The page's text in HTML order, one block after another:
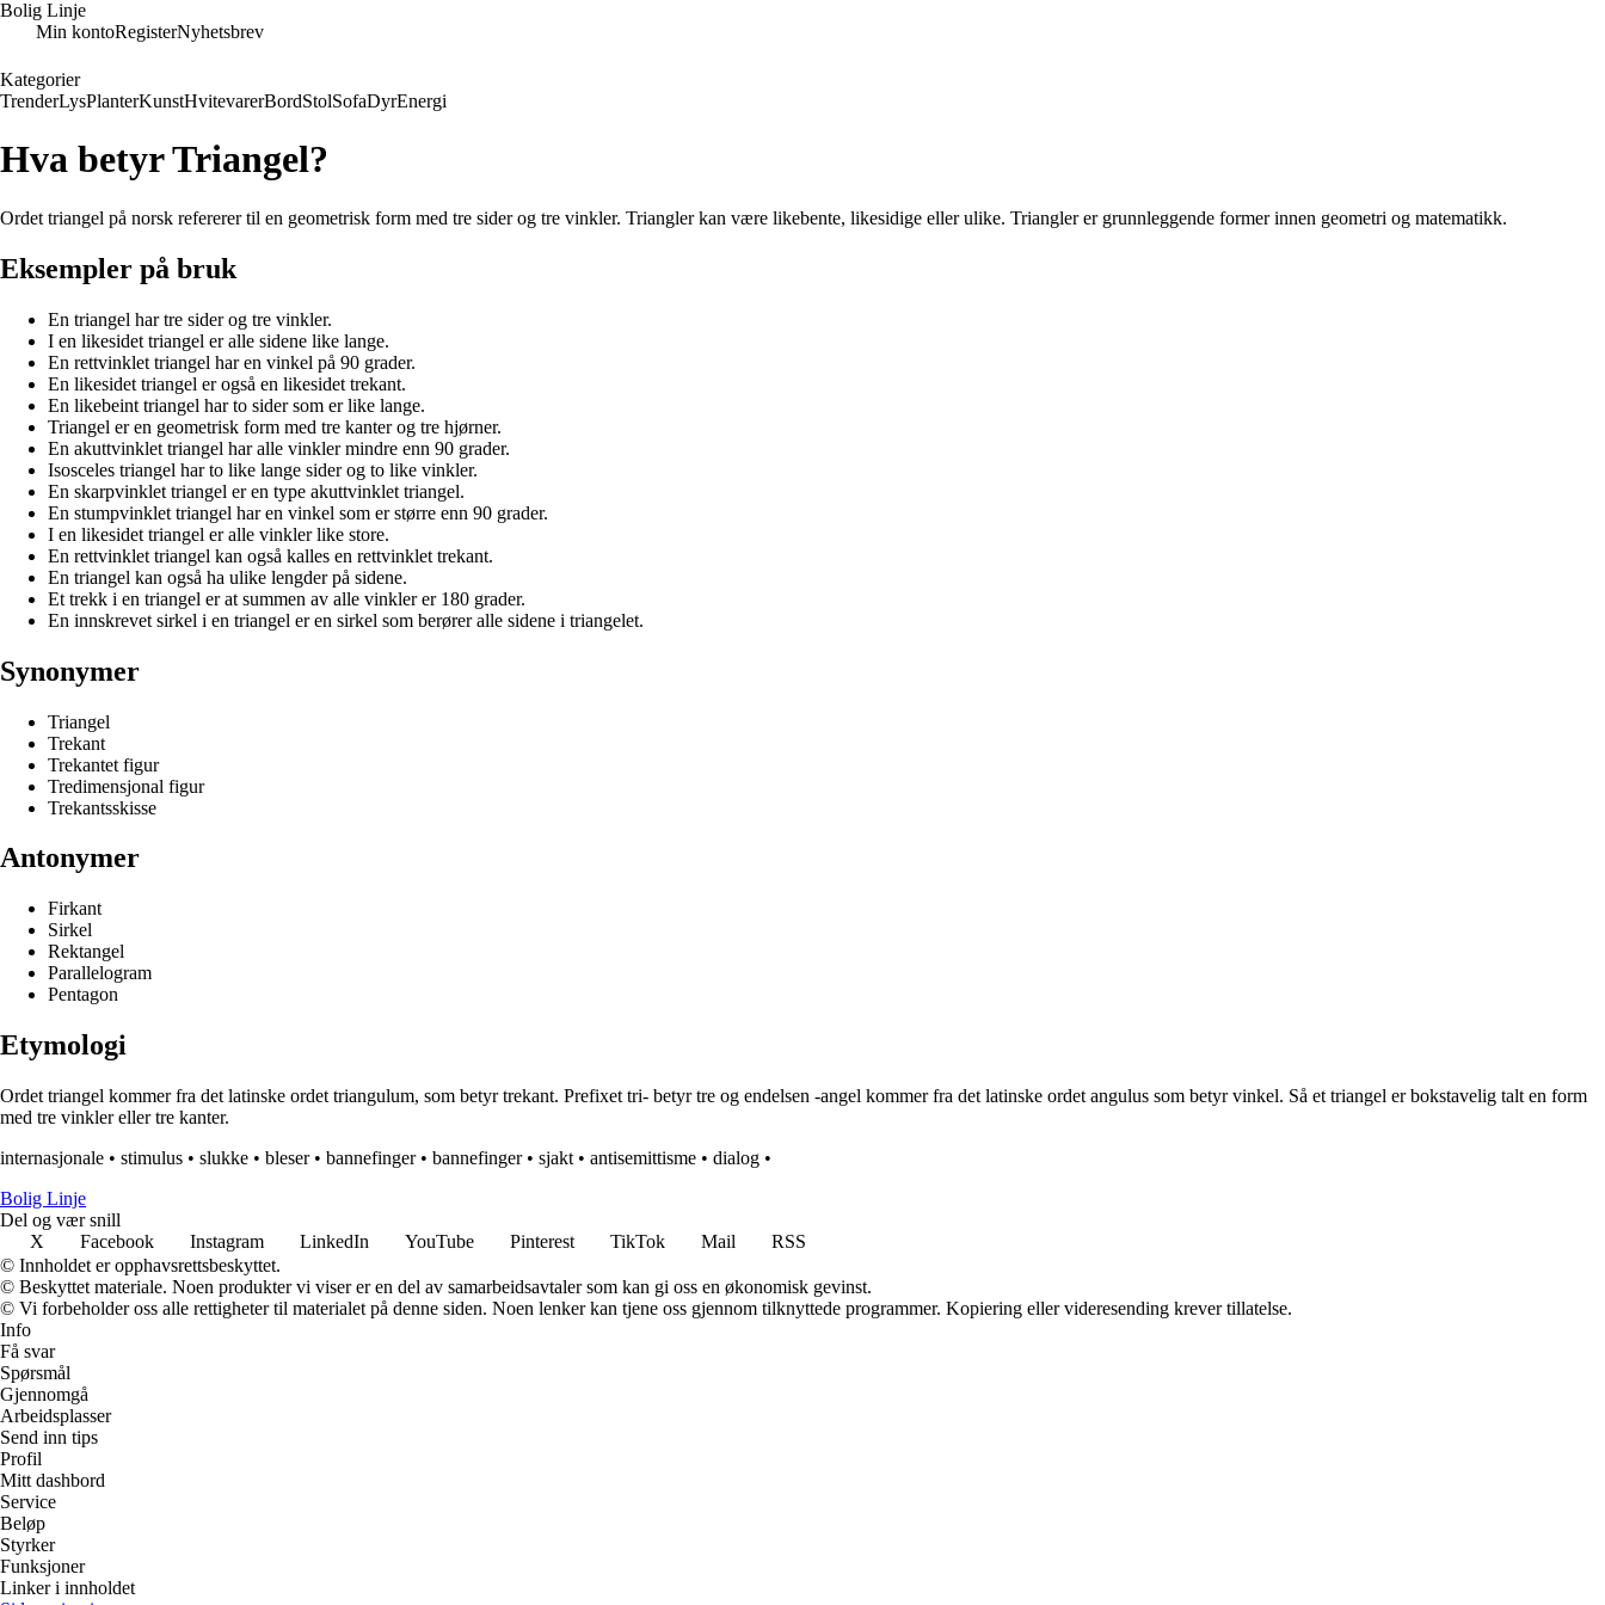
Bolig Linje
Min kontoRegisterNyhetsbrev
Kategorier
TrenderLysPlanterKunstHvitevarerBordStolSofaDyrEnergi
Hva betyr Triangel?
Ordet triangel på norsk refererer til en geometrisk form med tre sider og tre vinkler. Triangler kan være likebente, likesidige eller ulike. Triangler er grunnleggende former innen geometri og matematikk.
Eksempler på bruk
En triangel har tre sider og tre vinkler.
I en likesidet triangel er alle sidene like lange.
En rettvinklet triangel har en vinkel på 90 grader.
En likesidet triangel er også en likesidet trekant.
En likebeint triangel har to sider som er like lange.
Triangel er en geometrisk form med tre kanter og tre hjørner.
En akuttvinklet triangel har alle vinkler mindre enn 90 grader.
Isosceles triangel har to like lange sider og to like vinkler.
En skarpvinklet triangel er en type akuttvinklet triangel.
En stumpvinklet triangel har en vinkel som er større enn 90 grader.
I en likesidet triangel er alle vinkler like store.
En rettvinklet triangel kan også kalles en rettvinklet trekant.
En triangel kan også ha ulike lengder på sidene.
Et trekk i en triangel er at summen av alle vinkler er 180 grader.
En innskrevet sirkel i en triangel er en sirkel som berører alle sidene i triangelet.
Synonymer
Triangel
Trekant
Trekantet figur
Tredimensjonal figur
Trekantsskisse
Antonymer
Firkant
Sirkel
Rektangel
Parallelogram
Pentagon
Etymologi
Ordet triangel kommer fra det latinske ordet triangulum, som betyr trekant. Prefixet tri- betyr tre og endelsen -angel kommer fra det latinske ordet angulus som betyr vinkel. Så et triangel er bokstavelig talt en form
med tre vinkler eller tre kanter.
internasjonale • stimulus • slukke • bleser• bannefinger• bannefinger• sjakt • antisemittisme • dialog •
Bolig Linje
Del og vær snill
X
Facebook Instagram LinkedIn YouTube Pinterest TikTok Mail
RSS
© Innholdet er opphavsrettsbeskyttet.
© Beskyttet materiale. Noen produkter vi viser er en del av samarbeidsavtaler som kan gi oss en økonomisk gevinst.
© Vi forbeholder oss alle rettigheter til materialet på denne siden. Noen lenker kan tjene oss gjennom tilknyttede programmer. Kopiering eller videresending krever tillatelse.
Info
Få svar
Spørsmål
Gjennomgå
Arbeidsplasser
Send inn tips
Profil
Mitt dashbord
Service
Beløp
Styrker
Funksjoner
Linker i innholdet